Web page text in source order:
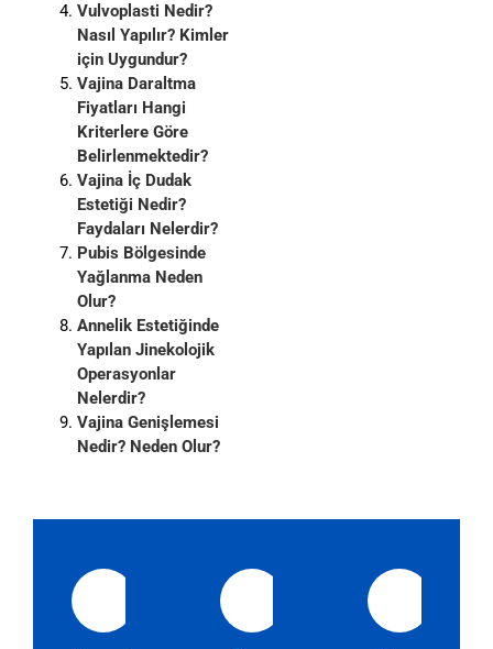
Vulvoplasti Nedir?
Nasıl Yapılır? Kimler
için Uygundur?
Vajina Daraltma
Fiyatları Hangi
Kriterlere Göre
Belirlenmektedir?
Vajina İç Dudak
Estetiği Nedir?
Faydaları Nelerdir?
Pubis Bölgesinde
Yağlanma Neden
Olur?
Annelik Estetiğinde
Yapılan Jinekolojik
Operasyonlar
Nelerdir?
Vajina Genişlemesi
Nedir? Neden Olur?